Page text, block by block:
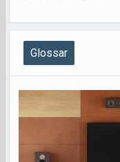
Glossar